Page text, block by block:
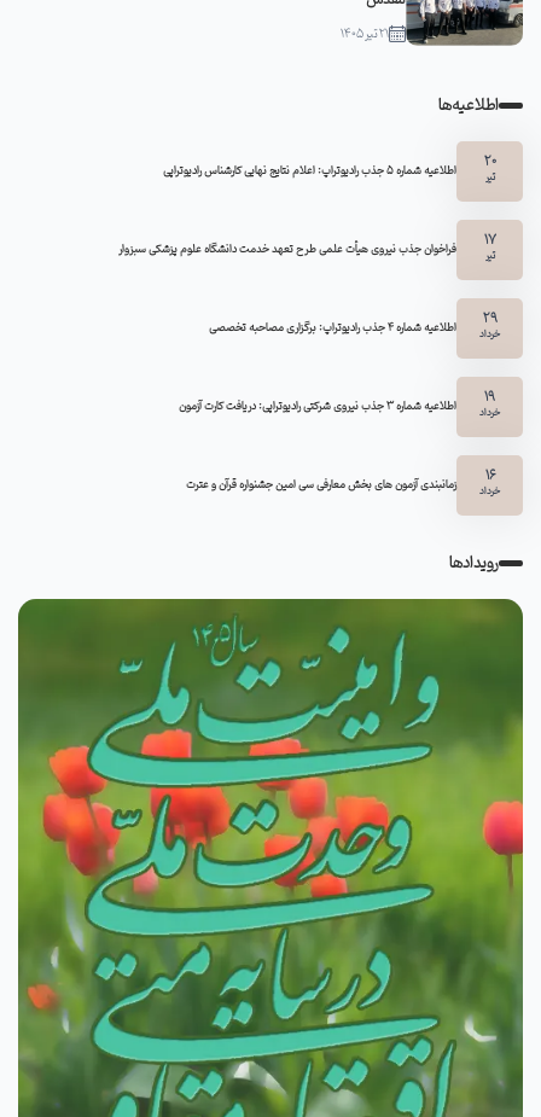
21 تیر 1405
اطلاعیه‌ها
20
تیر اطلاعیه شماره 5 جذب رادیوتراپ: اعلام نتایج نهایی کارشناس رادیوتراپی
17
تیر فراخوان جذب نیروی هیأت علمی طرح تعهد خدمت دانشگاه علوم پزشکی سبزوار
29
خرداد اطلاعیه شماره ۴ جذب رادیوتراپ: برگزاری مصاحبه تخصصی
19
خرداد اطلاعیه شماره 3 جذب نیروی شرکتی رادیوتراپی: دریافت کارت آزمون
16
خرداد زمانبندی آزمون های بخش معارفی سی امین جشنواره قرآن و عترت
رویدادها